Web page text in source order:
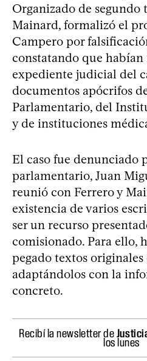
Organizado de
Mainard, formalizó el
Campero por
constatando que habían
expediente judicial del
documentos apócrifos
Parlamentario, del
y de instituciones
El caso fue denunciado
parlamentario, Juan
reunió con Ferrero y
existencia de varios
ser un recurso
comisionado. Para ello,
pegado textos
adaptándolos con la
concreto.
Recibí la newsletter de
los lunes